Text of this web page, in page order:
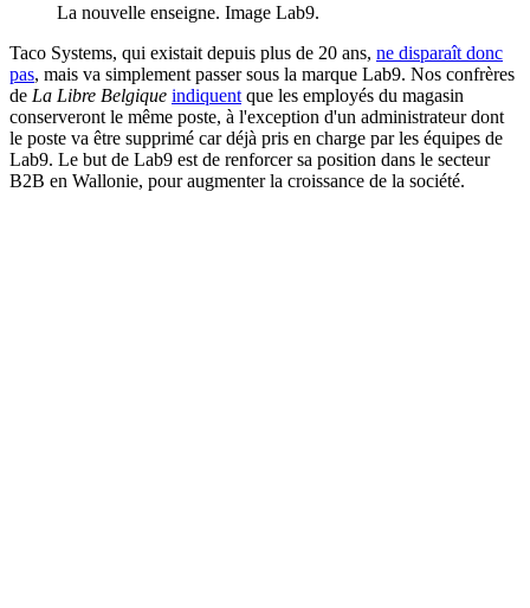
La nouvelle enseigne. Image Lab9.
Taco Systems, qui existait depuis plus de 20 ans, ne disparaît donc
pas, mais va simplement passer sous la marque Lab9. Nos confrères
de La Libre Belgique indiquent que les employés du magasin
conserveront le même poste, à l'exception d'un administrateur dont
le poste va être supprimé car déjà pris en charge par les équipes de
Lab9. Le but de Lab9 est de renforcer sa position dans le secteur
B2B en Wallonie, pour augmenter la croissance de la société.